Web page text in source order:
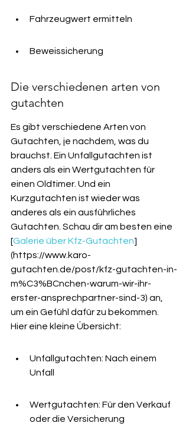
Fahrzeugwert ermitteln
Beweissicherung
Die verschiedenen arten von
gutachten
Es gibt verschiedene Arten von
Gutachten, je nachdem, was du
brauchst. Ein Unfallgutachten ist
anders als ein Wertgutachten für
einen Oldtimer. Und ein
Kurzgutachten ist wieder was
anderes als ein ausführliches
Gutachten. Schau dir am besten eine
[Galerie über Kfz-Gutachten]
(https://www.karo-
gutachten.de/post/kfz-gutachten-in-
m%C3%BCnchen-warum-wir-ihr-
erster-ansprechpartner-sind-3) an,
um ein Gefühl dafür zu bekommen.
Hier eine kleine Übersicht:
Unfallgutachten: Nach einem
Unfall
Wertgutachten: Für den Verkauf
oder die Versicherung